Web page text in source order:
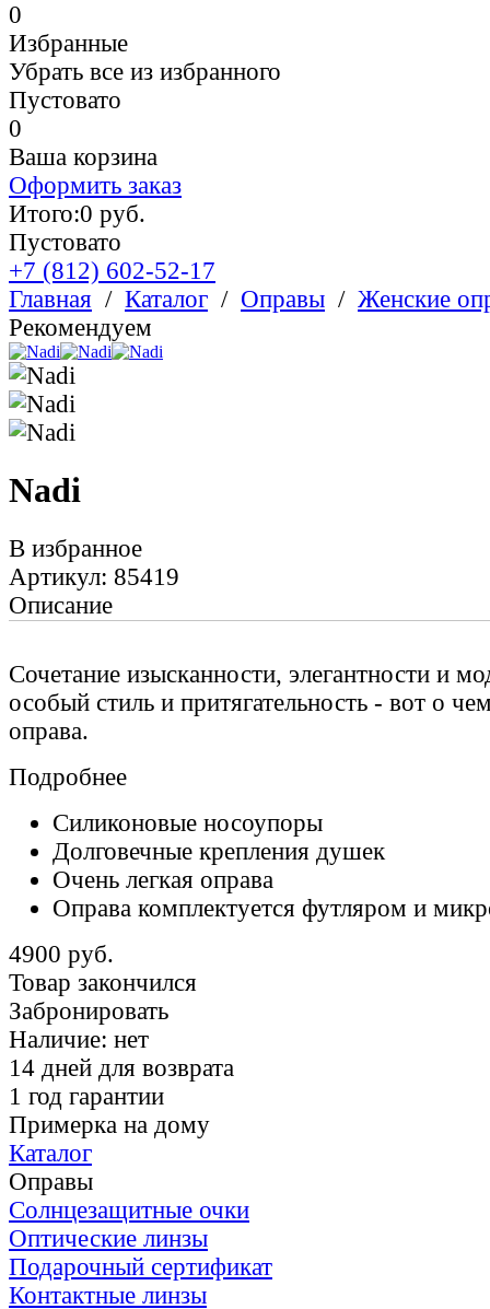
0
Избранные
Убрать все из избранного
Пустовато
0
Ваша корзина
Оформить заказ
Итого:0 руб.
Пустовато
+7 (812) 602-52-17
Главная / Каталог / Оправы / Женские
Рекомендуем
Nadi
В избранное
Артикул: 85419
Описание
Сочетание изысканности, элегантности и
особый стиль и притягательность - вот о
оправа.
Подробнее
Силиконовые носоупоры
Долговечные крепления душек
Очень легкая оправа
Оправа комплектуется футляром и
4900 руб.
Товар закончился
Забронировать
Наличие: нет
14 дней для возврата
1 год гарантии
Примерка на дому
Каталог
Оправы
Солнцезащитные очки
Оптические линзы
Подарочный сертификат
Контактные линзы